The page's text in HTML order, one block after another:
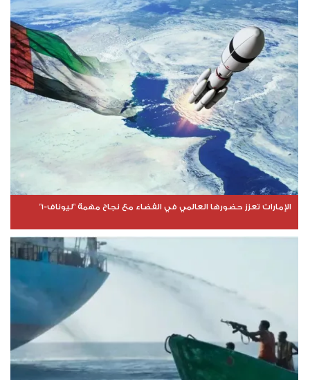
الإمارات تعزز حضورها العالمي في الفضاء مع نجاح مهمة "ليوناف-1"